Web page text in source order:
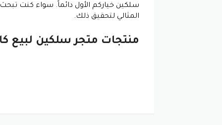
سلكين خياركم الأول دائماً. سواء كنت
المثالي لتحقيق ذلك.
منتجات متجر سلكين لبيع